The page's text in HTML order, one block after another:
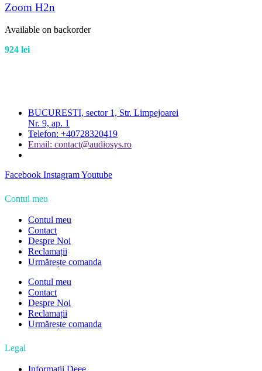
Zoom H2n
Available on backorder
924 lei
BUCURESTI, sector 1, Str. Limpejoarei
Nr. 9, ap. 1
Telefon: +40728320419
Email: contact@audiosys.ro
Facebook InstagramYoutube
Contul meu
Contul meu
Contact
Despre Noi
Reclamații
Urmărește comanda
Contul meu
Contact
Despre Noi
Reclamații
Urmărește comanda
Legal